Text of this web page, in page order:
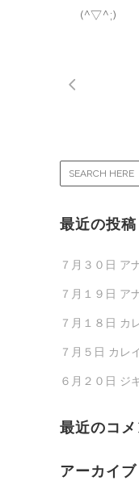
(^▽^;)
最近の投稿
７月３０日 ア
７月１９日 ア
７月１８日 カ
７月５日 カレ
６月２０日 ジ
最近のコメ
アーカイブ